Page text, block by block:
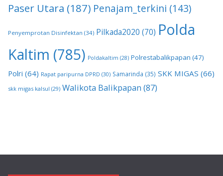
Paser Utara (187) Penajam_terkini (143)
Penyemprotan Disinfektan (34) Pilkada2020 (70) Polda
Kaltim (785) Poldakaltim (28) Polrestabalikpapan (47)
Polri (64) Rapat paripurna DPRD (30) Samarinda (35) SKK MIGAS (66)
skk migas kalsul (29) Walikota Balikpapan (87)